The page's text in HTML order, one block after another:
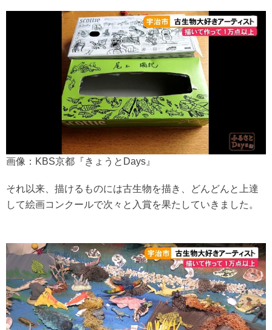
画像：KBS京都『きょうとDays』
それ以来、描けるものには古生物を描き、どんどんと上達
して絵画コンクールで次々と入賞を果たしていきました。